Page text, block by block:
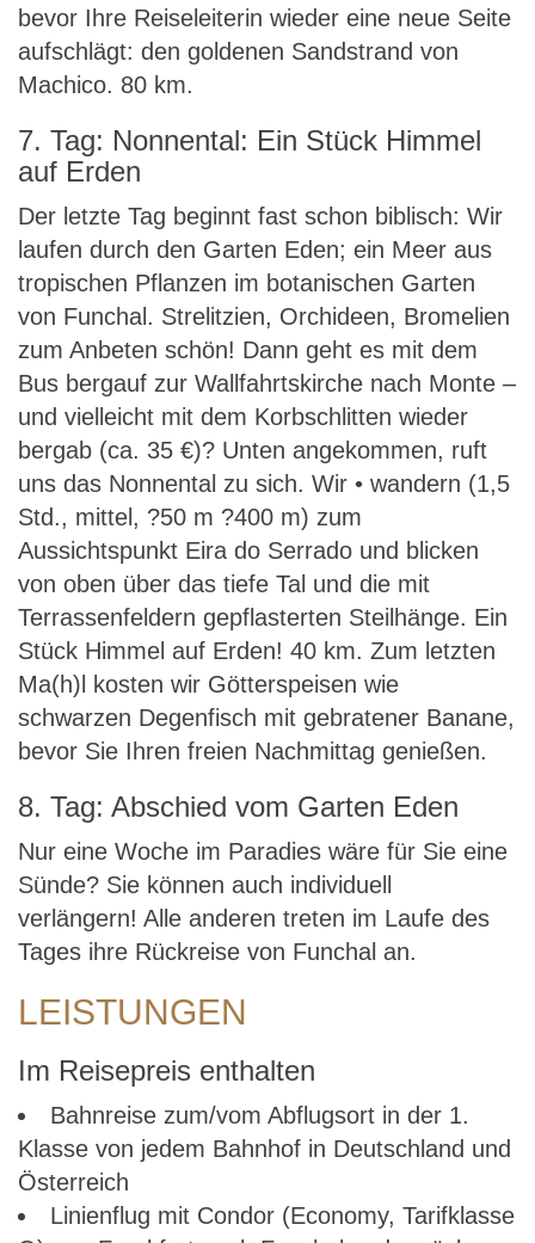
bevor Ihre Reiseleiterin wieder eine neue Seite
aufschlägt: den goldenen Sandstrand von
Machico. 80 km.
7. Tag: Nonnental: Ein Stück Himmel
auf Erden
Der letzte Tag beginnt fast schon biblisch: Wir
laufen durch den Garten Eden; ein Meer aus
tropischen Pflanzen im botanischen Garten
von Funchal. Strelitzien, Orchideen, Bromelien
zum Anbeten schön! Dann geht es mit dem
Bus bergauf zur Wallfahrtskirche nach Monte –
und vielleicht mit dem Korbschlitten wieder
bergab (ca. 35 €)? Unten angekommen, ruft
uns das Nonnental zu sich. Wir • wandern (1,5
Std., mittel, ?50 m ?400 m) zum
Aussichtspunkt Eira do Serrado und blicken
von oben über das tiefe Tal und die mit
Terrassenfeldern gepflasterten Steilhänge. Ein
Stück Himmel auf Erden! 40 km. Zum letzten
Ma(h)l kosten wir Götterspeisen wie
schwarzen Degenfisch mit gebratener Banane,
bevor Sie Ihren freien Nachmittag genießen.
8. Tag: Abschied vom Garten Eden
Nur eine Woche im Paradies wäre für Sie eine
Sünde? Sie können auch individuell
verlängern! Alle anderen treten im Laufe des
Tages ihre Rückreise von Funchal an.
LEISTUNGEN
Im Reisepreis enthalten
Bahnreise zum/vom Abflugsort in der 1.
Klasse von jedem Bahnhof in Deutschland und
Österreich
Linienflug mit Condor (Economy, Tarifklasse